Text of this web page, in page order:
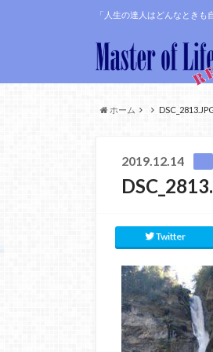
「人生の達人はどんなとき
ホーム
2019.12.14
Twitter